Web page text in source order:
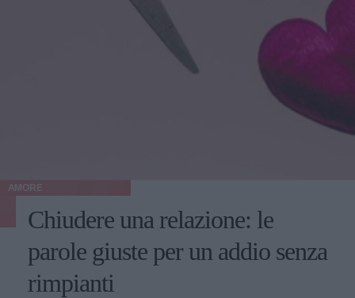
AMORE
Chiudere una relazione: le
parole giuste per un addio senza
rimpianti